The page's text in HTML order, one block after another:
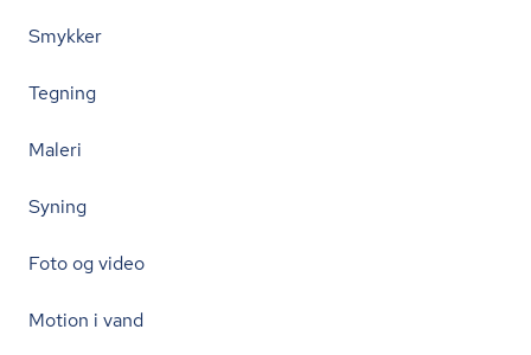
Smykker
Tegning
Maleri
Syning
Foto og video
Motion i vand